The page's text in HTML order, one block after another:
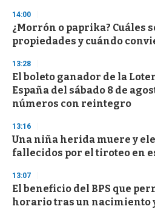
s
c
o
d
s
14:00
¿Morrón o paprika? Cuáles
propiedades y cuándo
13:28
El boleto ganador de la
España del sábado 8 de
números con reintegro
13:16
Una niña herida muere y
fallecidos por el tiroteo en
13:07
El beneficio del BPS que
horario tras un nacimiento